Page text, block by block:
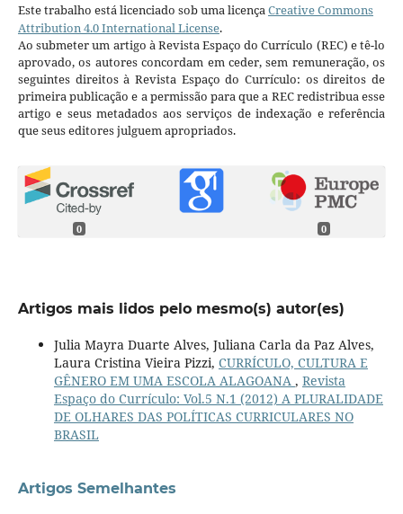
Este trabalho está licenciado sob uma licençaCreative Commons
Attribution 4.0 International License.
Ao submeter um artigo à Revista Espaço do Currículo (REC) e tê-lo
aprovado, os autores concordam em ceder, sem remuneração, os
seguintes direitos à Revista Espaço do Currículo: os direitos de
primeira publicação e a permissão para que a REC redistribua esse
artigo e seus metadados aos serviços de indexação e referência
que seus editores julguem apropriados.
0 0
Artigos mais lidos pelo mesmo(s) autor(es)
Julia Mayra Duarte Alves, Juliana Carla da Paz Alves,
Laura Cristina Vieira Pizzi, CURRÍCULO, CULTURA E
GÊNERO EM UMA ESCOLA ALAGOANA , Revista
Espaço do Currículo: Vol.5 N.1 (2012) A PLURALIDADE
DE OLHARES DAS POLÍTICAS CURRICULARES NO
BRASIL
Artigos Semelhantes